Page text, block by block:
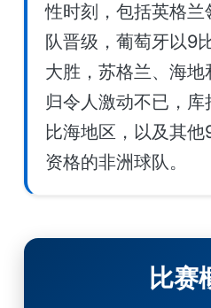
性时刻，包括英格兰
队晋级，葡萄牙以9
大胜，苏格兰、海
归令人激动不已，
比海地区，以及其
资格的非洲球队。
比赛